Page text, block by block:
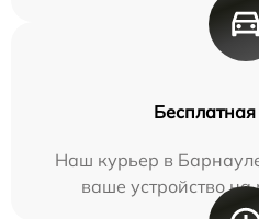
Наш курьер в
ваше устройство на